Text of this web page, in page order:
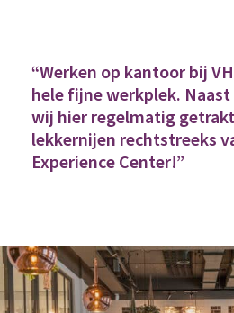
“Werken op kantoor bij
hele fijne werkplek.
wij hier regelmatig
lekkernijen rechtstreeks
Experience Center!”